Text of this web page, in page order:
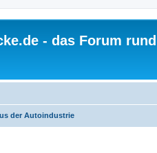
- das Forum
der Autoindustrie